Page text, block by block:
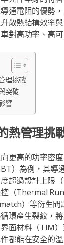
通電阻的優勢
散熱結構效率
對高功率、高
理挑戰
突破
響
熱管理挑
更高的功率密
）為例，其導
超過設計上限
（Thermal
）等衍生
環產生裂紋，
面材料（TIM
都能在安全的